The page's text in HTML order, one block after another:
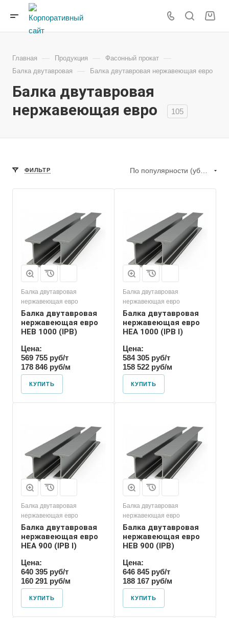
Главная — Продукция — Фасонный прокат —
Балка двутавровая — Балка двутавровая нержавеющая евро
Балка двутавровая
нержавеющая евро
105
ФИЛЬТР
Балка двутавровая
нержавеющая евро
Балка двутавровая
нержавеющая евро
HEB 1000 (IPB)
Цена:
569 755 руб/т
178 846 руб/м
КУПИТЬ
Балка двутавровая
нержавеющая евро
Балка двутавровая
нержавеющая евро
HEA 1000 (IPB l)
Цена:
584 305 руб/т
158 522 руб/м
КУПИТЬ
Балка двутавровая
нержавеющая евро
Балка двутавровая
нержавеющая евро
HEA 900 (IPB l)
Цена:
640 395 руб/т
160 291 руб/м
КУПИТЬ
Балка двутавровая
нержавеющая евро
Балка двутавровая
нержавеющая евро
HEB 900 (IPB)
Цена:
646 845 руб/т
188 167 руб/м
КУПИТЬ